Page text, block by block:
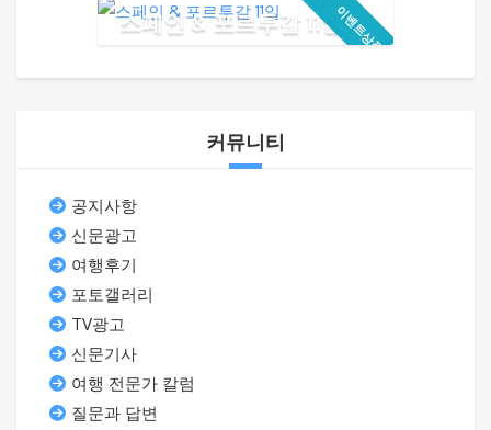
이벤트상품!
스페인 & 포르투갈 11일
커뮤니티
공지사항
신문광고
여행후기
포토갤러리
TV광고
신문기사
여행 전문가 칼럼
질문과 답변